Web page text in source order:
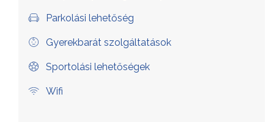
Parkolási lehetőség
Gyerekbarát szolgáltatások
Sportolási lehetőségek
Wifi